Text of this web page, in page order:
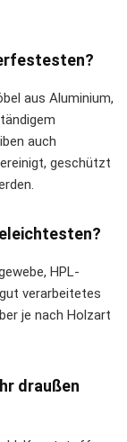
aus Aluminium,
auch
geschützt
HPL-
verarbeitetes
je nach Holzart
draußen